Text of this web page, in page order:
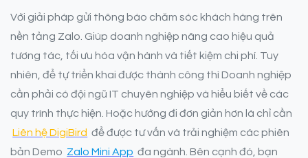
Với giải pháp gửi thông báo chăm sóc khách hàng trên
nền tảng Zalo. Giúp doanh nghiệp nâng cao hiệu quả
tương tác, tối ưu hóa vận hành và tiết kiệm chi phí. Tuy
nhiên, để tự triển khai được thành công thì Doanh nghiệp
cần phải có đội ngũ IT chuyên nghiệp và hiểu biết về các
quy trình thực hiện. Hoặc hướng đi đơn giản hơn là chỉ cần
Liên hệ DigiBird để được tư vấn và trải nghiệm các phiên
bản Demo Zalo Mini App đa ngành. Bên cạnh đó, bạn